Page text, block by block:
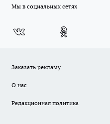
Мы в социальных сетях
Заказать рекламу
О нас
Редакционная политика